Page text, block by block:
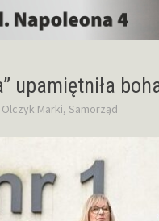
upamiętniła
Marki, Samorząd